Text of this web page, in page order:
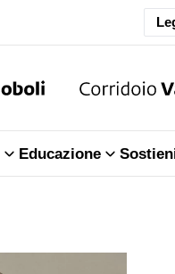
Educazione